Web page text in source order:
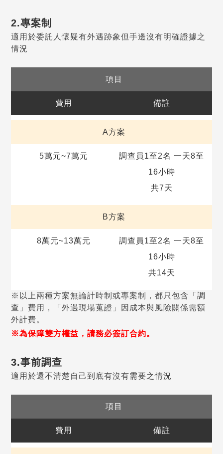
2.專案制
適用於委託人懷疑有外遇跡象但手邊沒有明確證據之
情況
項目
費用 備註
A方案
5萬元~7萬元
調查員1至2名 一天8至
16小時
共7天
B方案
8萬元~13萬元
調查員1至2名 一天8至
16小時
共14天
※以上兩種方案無論計時制或專案制，都只包含「調
查」費用，「外遇現場蒐證」因成本與風險關係需額
外計費。
※為保障雙方權益，請務必簽訂合約。
3.事前調查
適用於還不清楚自己到底有沒有需要之情況
項目
費用 備註